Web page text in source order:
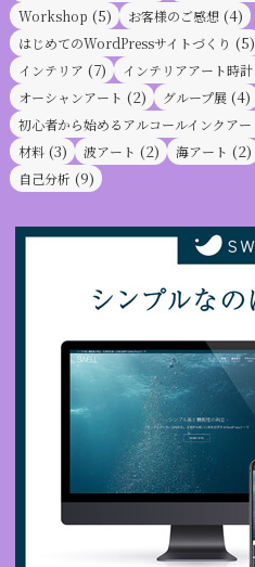
Workshop (5) お客様のご感想 (4)
はじめてのWordPressサイトづくり (5)
インテリア (7) インテリアアート時計
オーシャンアート (2) グループ展 (4)
初心者から始めるアルコールインクアー
材料 (3) 波アート (2) 海アート (2)
自己分析 (9)